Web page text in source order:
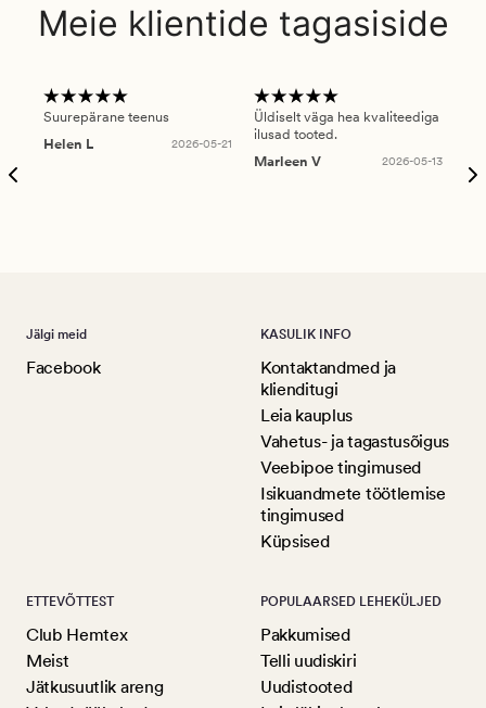
Meie klientide tagasiside
Suurepärane teenus
Helen L
2026-05-21
Üldiselt väga hea kvaliteediga
ilusad tooted.
Marleen V
2026-05-13
Jälgi meid
Facebook
KASULIK INFO
Kontaktandmed ja
klienditugi
Leia kauplus
Vahetus- ja tagastusõigus
Veebipoe tingimused
Isikuandmete töötlemise
tingimused
Küpsised
ETTEVÕTTEST
Club Hemtex
Meist
Jätkusuutlik areng
POPULAARSED LEHEKÜLJED
Pakkumised
Telli uudiskiri
Uudistooted